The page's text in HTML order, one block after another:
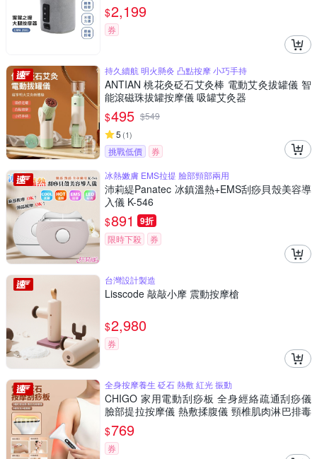
$2,199
券
持久續航 明火懸灸 凸點按摩 小巧手持
ANTIAN 桃花灸砭石艾灸棒 電動艾灸拔罐儀 智
能滾磁珠拔罐按摩儀 吸罐艾灸器
$495 $549
5 (1)
挑戰低價
券
冰熱嫩膚 EMS拉提 臉部頸部兩用
沛莉緹Panatec 冰鎮溫熱+EMS刮痧貝殼美容導
入儀 K-546
$891 9折
限時下殺 券
台灣設計製造
Lisscode 敲敲小摩 震動按摩槍
$2,980
券
全身按摩養生 砭石 熱敷 紅光 振動
CHIGO 家用電動刮痧板 全身經絡疏通刮痧儀
臉部提拉按摩儀 熱敷揉腹儀 頸椎肌肉淋巴排毒
按摩放鬆儀（非醫療器材）
$769
券